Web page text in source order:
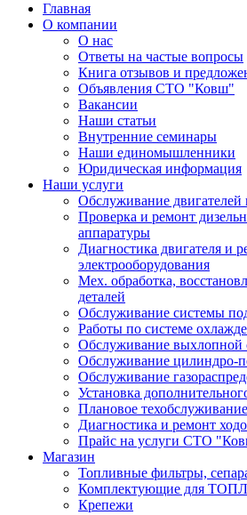
Главная
О компании
О нас
Ответы на частые вопросы
Книга отзывов и
Объявления СТО "Ковш"
Вакансии
Наши статьи
Внутренние семинары
Наши единомышленники
Юридическая информация
Наши услуги
Обслуживание двигателей
Проверка и ремонт
аппаратуры
Диагностика двигателя и
электрооборудования
Мех. обработка,
деталей
Обслуживание системы
Работы по системе
Обслуживание выхлопной
Обслуживание цилиндро-
Обслуживание
Установка
Плановое
Диагностика и ремонт
Прайс на услуги СТО
Магазин
Топливные фильтры,
Комплектующие для
Крепежи